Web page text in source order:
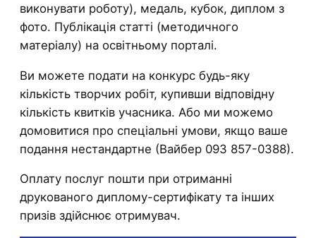
виконувати роботу), медаль, кубок, диплом з
фото. Публікація статті (методичного
матеріалу) на освітньому порталі.
Ви можете подати на конкурс будь-яку
кількість творчих робіт, купивши відповідну
кількість квитків учасника. Або ми можемо
домовитися про спеціальні умови, якщо ваше
подання нестандартне (Вайбер 093 857-0388).
Оплату послуг пошти при отриманні
друкованого диплому-сертифікату та інших
призів здійснює отримувач.